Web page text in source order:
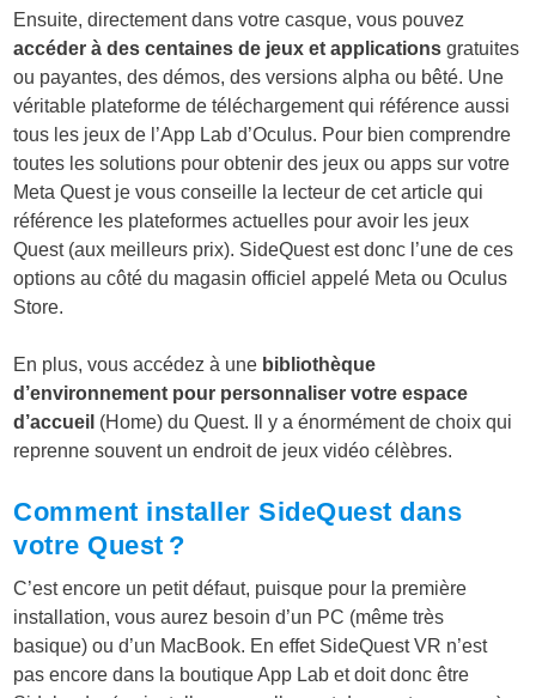
Ensuite, directement dans votre casque, vous pouvez
accéder à des centaines de jeux et applications gratuites
ou payantes, des démos, des versions alpha ou bêté. Une
véritable plateforme de téléchargement qui référence aussi
tous les jeux de l’App Lab d’Oculus. Pour bien comprendre
toutes les solutions pour obtenir des jeux ou apps sur votre
Meta Quest je vous conseille la lecteur de cet article qui
référence les plateformes actuelles pour avoir les jeux
Quest (aux meilleurs prix). SideQuest est donc l’une de ces
options au côté du magasin officiel appelé Meta ou Oculus
Store.
En plus, vous accédez à une bibliothèque
d’environnement pour personnaliser votre espace
d’accueil (Home) du Quest. Il y a énormément de choix qui
reprenne souvent un endroit de jeux vidéo célèbres.
Comment installer SideQuest dans
votre Quest ?
C’est encore un petit défaut, puisque pour la première
installation, vous aurez besoin d’un PC (même très
basique) ou d’un MacBook. En effet SideQuest VR n’est
pas encore dans la boutique App Lab et doit donc être